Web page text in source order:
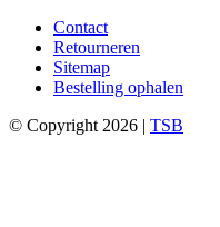
Contact
Retourneren
Sitemap
Bestelling ophalen
© Copyright 2026 | TSB